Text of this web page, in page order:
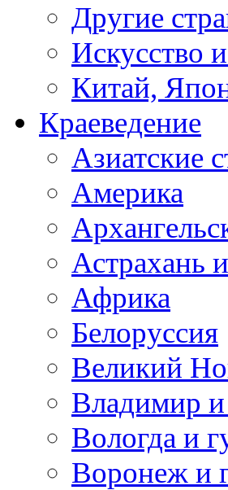
Другие
Искусство
Китай,
Краеведение
Азиатские
Америка
Астрахань
Африка
Белоруссия
Великий
Владимир и
Вологда и
Воронеж и